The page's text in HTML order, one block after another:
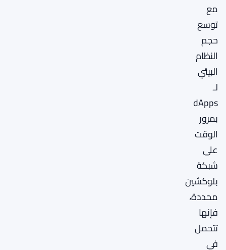
مع
توسع
حجم
النظام
البيئي
لـ
dApps
بمرور
الوقت
على
شبكة
بلوكشين
محددة،
فإنها
تتحمل
في